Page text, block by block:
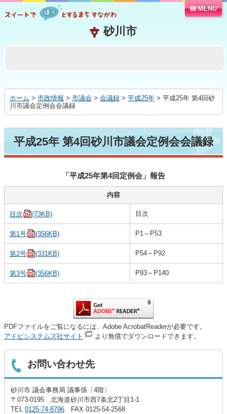
る
MENU
ホーム > 市政情報 > 市議会 > 会議録 > 平成25年 > 平成25年 第4回砂
川市議会定例会会議録
平成25年 第4回砂川市議会定例会会議録
「平成25年第4回定例会」報告
内容
目次 (73KB) 目次
第1号 (356KB) P1～P53
第2号 (331KB) P54～P92
第3号 (356KB) P93～P140
PDFファイルをご覧になるには、Adobe AcrobatReaderが必要です。
アドビシステムズ社サイト
より無償でダウンロードできます。
お問い合わせ先
砂川市 議会事務局 議事係〔4階〕
〒073-0195 北海道砂川市西7条北2丁目1-1
TEL 0125-74-8796 FAX 0125-54-2568